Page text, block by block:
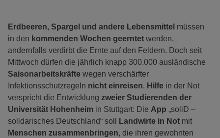
Erdbeeren, Spargel und andere Lebensmittel müssen
in den kommenden Wochen geerntet werden,
andernfalls verdirbt die Ernte auf den Feldern. Doch seit
Mittwoch dürfen die jährlich knapp 300.000 ausländische
Saisonarbeitskräfte wegen verschärfter
Infektionsschutzregeln nicht einreisen. Hilfe in der Not
verspricht die Entwicklung zweier Studierenden der
Universität Hohenheim in Stuttgart: Die App „soliD –
solidarisches Deutschland“ soll
Landwirte in Not mit
Menschen zusammenbringen, die ihren gewohnten